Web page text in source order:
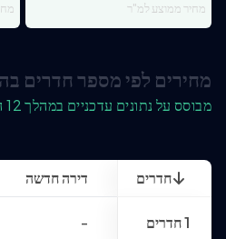
מחיר ממוצע למ"ר
מחירים לפי מספר חדרים
מבוסס על נתונים עדכניים במהלך 12 החודשים האחרונים
חדרים דירה חדשה
1 חדרים -